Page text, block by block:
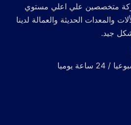
متخصصين علي اعلي مستوي
والمعدات الحديثة والعمالة لدينا
جيد.